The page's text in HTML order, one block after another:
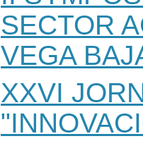
SECTOR
VEGA
XXVI